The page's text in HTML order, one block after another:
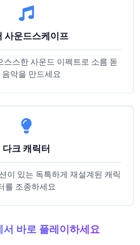
사운드스케이프
스스한 사운드 이펙트로 소름 돋
음악을 만드세요
다크 캐릭터
이 있는 독특하게 재설계된 캐릭
를 조종하세요
서 바로 플레이하세요